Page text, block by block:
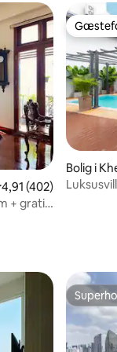
omtaler
ud af 5 i
4,91 (402)
+ gratis
Bolig i